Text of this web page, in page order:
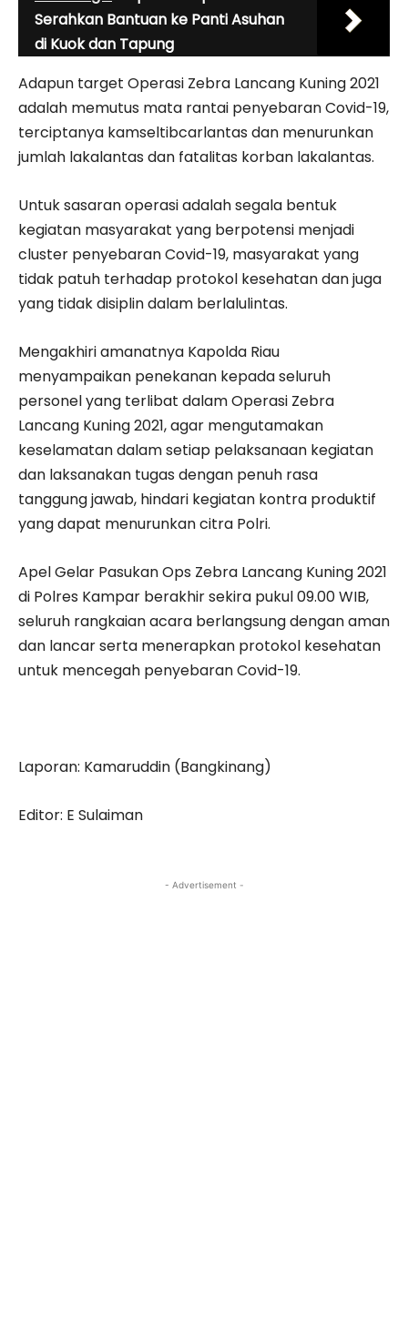
Serahkan Bantuan ke Panti Asuhan
di Kuok dan Tapung
Adapun target Operasi Zebra Lancang Kuning 2021
adalah memutus mata rantai penyebaran Covid-19,
terciptanya kamseltibcarlantas dan menurunkan
jumlah lakalantas dan fatalitas korban lakalantas.
Untuk sasaran operasi adalah segala bentuk
kegiatan masyarakat yang berpotensi menjadi
cluster penyebaran Covid-19, masyarakat yang
tidak patuh terhadap protokol kesehatan dan juga
yang tidak disiplin dalam berlalulintas.
Mengakhiri amanatnya Kapolda Riau
menyampaikan penekanan kepada seluruh
personel yang terlibat dalam Operasi Zebra
Lancang Kuning 2021, agar mengutamakan
keselamatan dalam setiap pelaksanaan kegiatan
dan laksanakan tugas dengan penuh rasa
tanggung jawab, hindari kegiatan kontra produktif
yang dapat menurunkan citra Polri.
Apel Gelar Pasukan Ops Zebra Lancang Kuning 2021
di Polres Kampar berakhir sekira pukul 09.00 WIB,
seluruh rangkaian acara berlangsung dengan aman
dan lancar serta menerapkan protokol kesehatan
untuk mencegah penyebaran Covid-19.
Laporan: Kamaruddin (Bangkinang)
Editor: E Sulaiman
- Advertisement -